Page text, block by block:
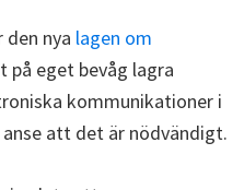
den nya lagen om
på eget bevåg lagra
kommunikationer i
att det är nödvändigt.